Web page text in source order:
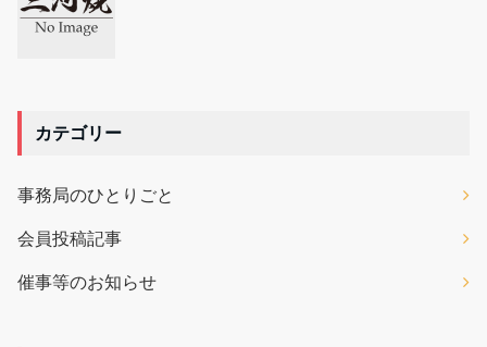
カテゴリー
事務局のひとりごと
会員投稿記事
催事等のお知らせ